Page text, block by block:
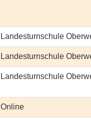
Landesturnschule
Landesturnschule
Landesturnschule
Online